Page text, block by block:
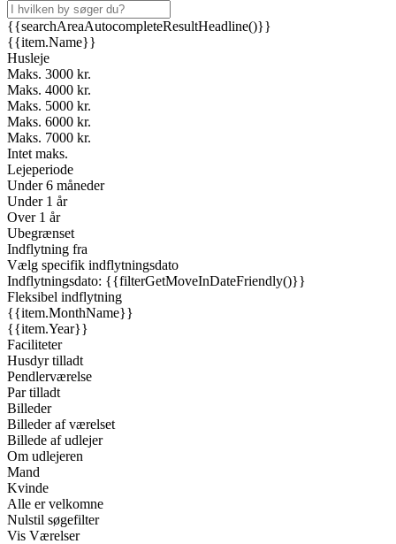
{{searchAreaAutocompleteResultHeadline()}}
{{item.Name}}
Husleje
Maks. 3000 kr.
Maks. 4000 kr.
Maks. 5000 kr.
Maks. 6000 kr.
Maks. 7000 kr.
Intet maks.
Lejeperiode
Under 6 måneder
Under 1 år
Over 1 år
Ubegrænset
Indflytning fra
Vælg specifik indflytningsdato
Indflytningsdato: {{filterGetMoveInDateFriendly()}}
Fleksibel indflytning
{{item.MonthName}}
{{item.Year}}
Faciliteter
Husdyr tilladt
Pendlerværelse
Par tilladt
Billeder
Billeder af værelset
Billede af udlejer
Om udlejeren
Mand
Kvinde
Alle er velkomne
Nulstil søgefilter
Vis Værelser